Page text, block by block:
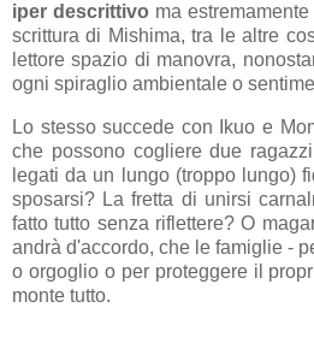
iper descrittivo ma
scrittura di Mishima, tra le altre
lettore spazio di manovra,
ogni spiraglio ambientale o
Lo stesso succede con Ikuo e
che possono cogliere due
legati da un lungo (troppo lungo)
sposarsi? La fretta di unirsi
fatto tutto senza riflettere? O
andrà d'accordo, che le famiglie -
o orgoglio o per proteggere il
monte tutto.